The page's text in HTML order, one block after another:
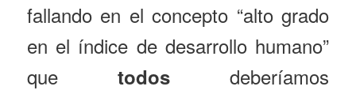
fallando en el concepto “alto grado
en el índice de desarrollo humano”
que todos deberíamos